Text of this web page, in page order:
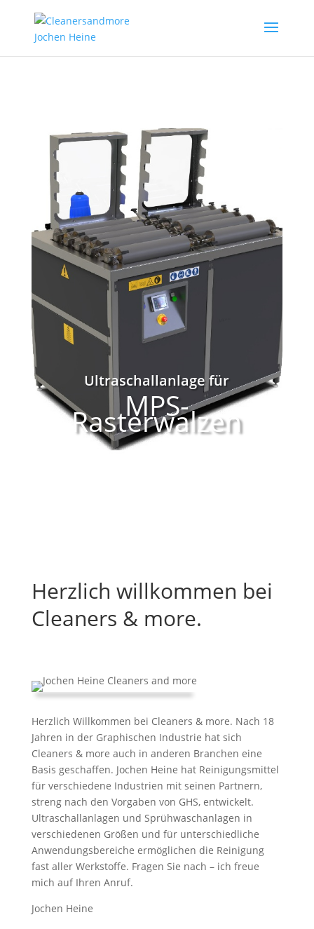
Ultraschallanlage für
MPS-
Rasterwalzen
Herzlich willkommen bei
Cleaners & more.
Herzlich Willkommen bei Cleaners & more. Nach 18
Jahren in der Graphischen Industrie hat sich
Cleaners & more auch in anderen Branchen eine
Basis geschaffen. Jochen Heine hat Reinigungsmittel
für verschiedene Industrien mit seinen Partnern,
streng nach den Vorgaben von GHS, entwickelt.
Ultraschallanlagen und Sprühwaschanlagen in
verschiedenen Größen und für unterschiedliche
Anwendungsbereiche ermöglichen die Reinigung
fast aller Werkstoffe. Fragen Sie nach – ich freue
mich auf Ihren Anruf.
Jochen Heine